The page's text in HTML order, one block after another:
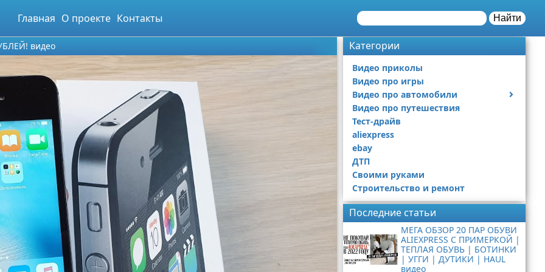
Главная О проекте Контакты Найти
видео Категории
Видео приколы
Видео про игры
Видео про автомобили
Ремонт автомобиля
Видео про путешествия
Тест-драйв
aliexpress
ebay
ДТП
Своими руками
Строительство и ремонт
Последние статьи
МЕГА ОБЗОР 20 ПАР ОБУВИ
ALIEXPRESS С ПРИМЕРКОЙ |
ТЕПЛАЯ ОБУВЬ | БОТИНКИ
| УГГИ | ДУТИКИ | HAUL
видео